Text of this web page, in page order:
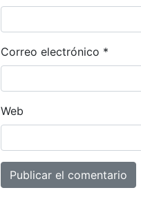
Correo electrónico *
Web